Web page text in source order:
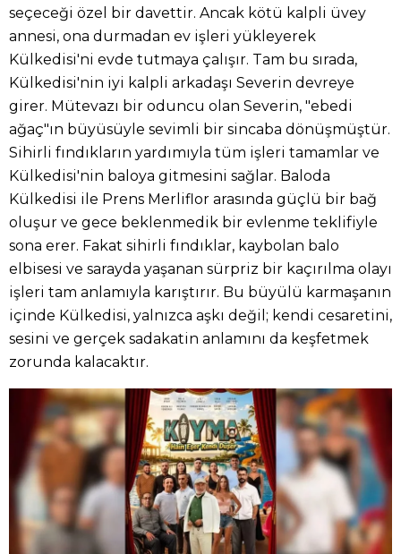
seçeceği özel bir davettir. Ancak kötü kalpli üvey
annesi, ona durmadan ev işleri yükleyerek
Külkedisi'ni evde tutmaya çalışır. Tam bu sırada,
Külkedisi'nin iyi kalpli arkadaşı Severin devreye
girer. Mütevazı bir oduncu olan Severin, "ebedi
ağaç"ın büyüsüyle sevimli bir sincaba dönüşmüştür.
Sihirli fındıkların yardımıyla tüm işleri tamamlar ve
Külkedisi'nin baloya gitmesini sağlar. Baloda
Külkedisi ile Prens Merliflor arasında güçlü bir bağ
oluşur ve gece beklenmedik bir evlenme teklifiyle
sona erer. Fakat sihirli fındıklar, kaybolan balo
elbisesi ve sarayda yaşanan sürpriz bir kaçırılma olayı
işleri tam anlamıyla karıştırır. Bu büyülü karmaşanın
içinde Külkedisi, yalnızca aşkı değil; kendi cesaretini,
sesini ve gerçek sadakatin anlamını da keşfetmek
zorunda kalacaktır.